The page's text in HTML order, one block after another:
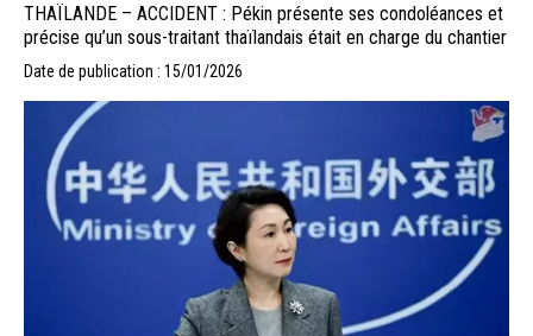
THAÏLANDE – ACCIDENT : Pékin présente ses condoléances et
précise qu’un sous-traitant thaïlandais était en charge du chantier
Date de publication : 15/01/2026